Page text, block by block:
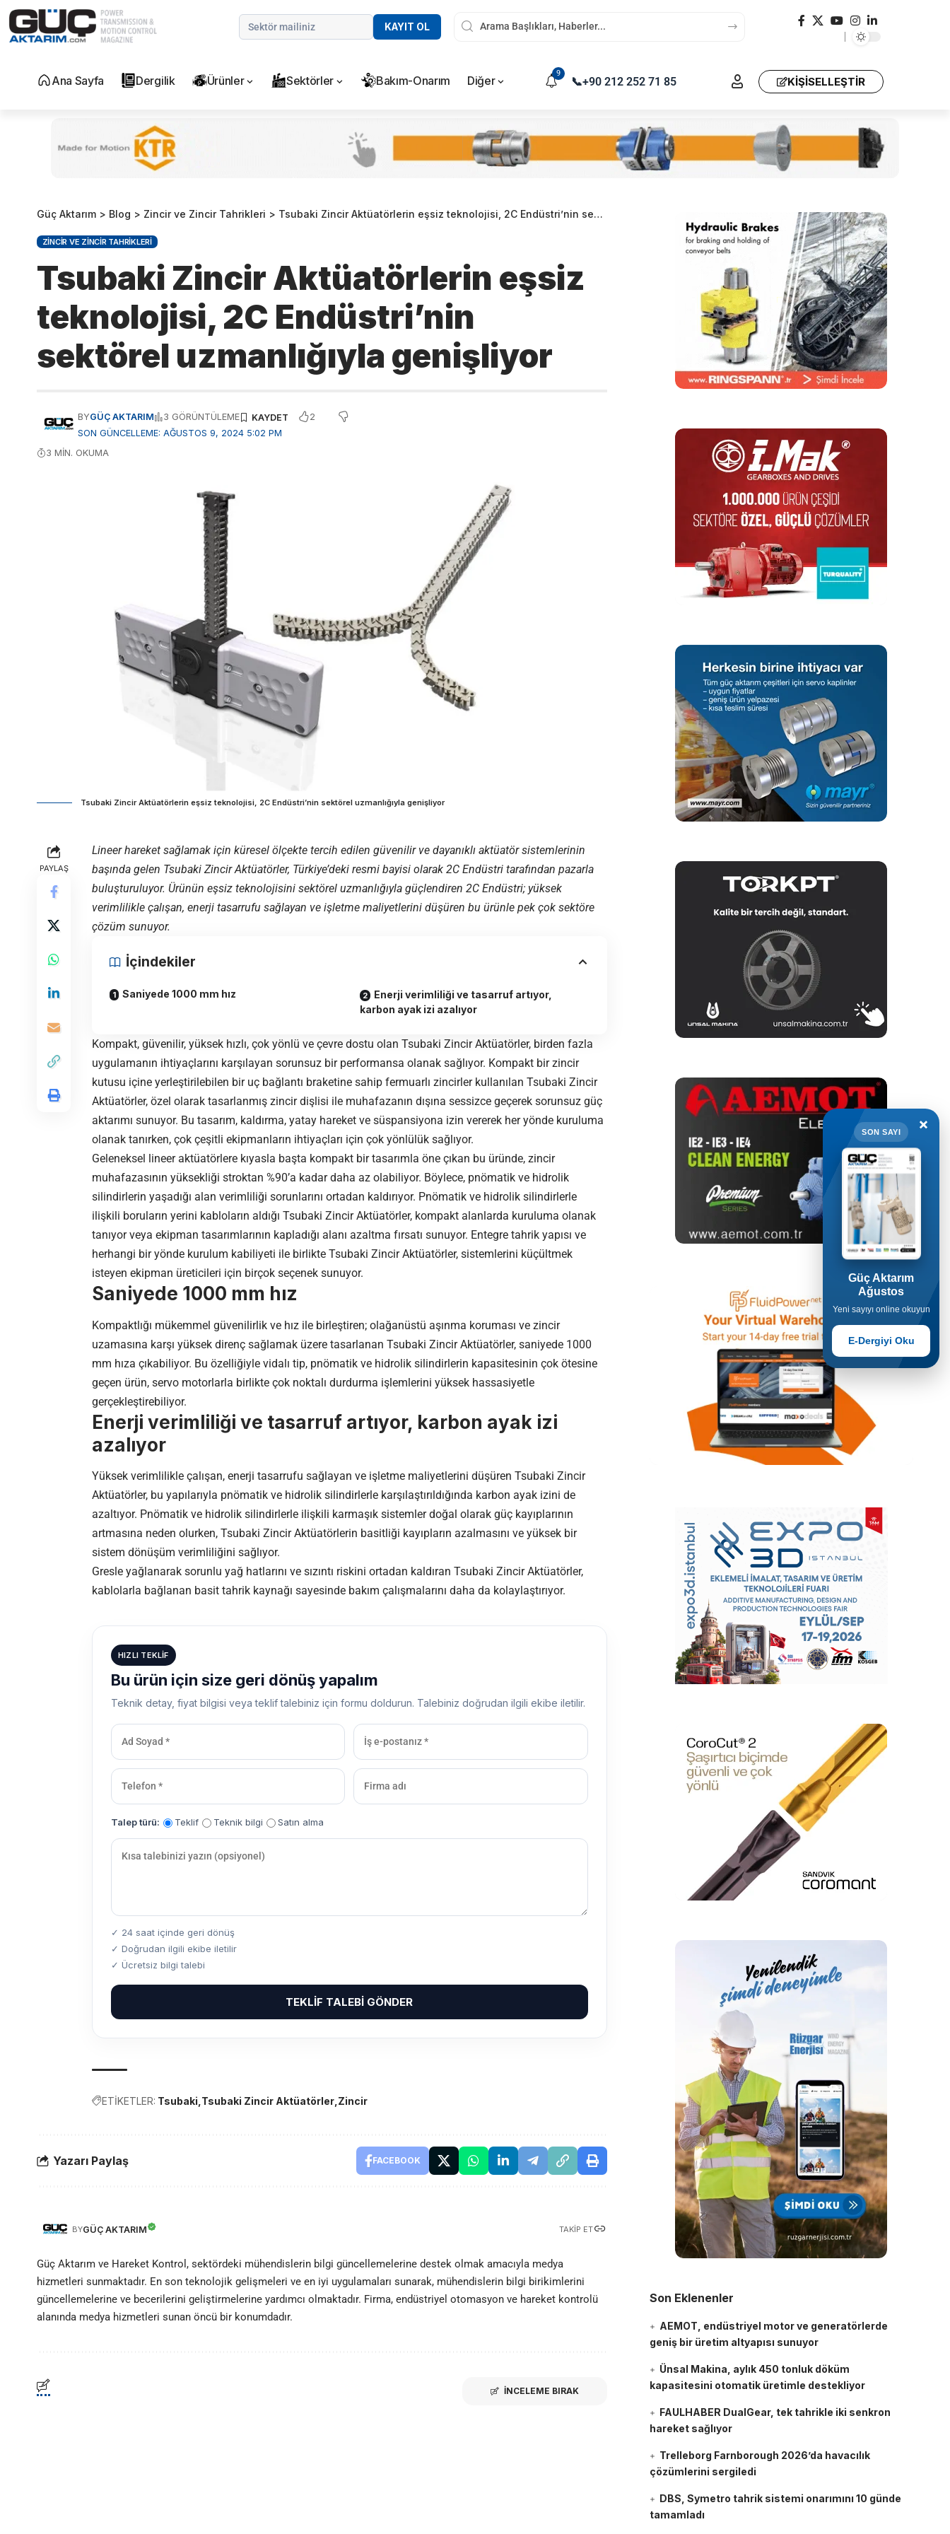
KAYIT OL
Ana Sayfa Dergilik Ürünler Sektörler Bakım-Onarım Diğer
9
📞+90 212 252 71 85 KIŞISELLEŞTIR
Güç Aktarım > Blog > Zincir ve Zincir Tahrikleri > Tsubaki Zincir Aktüatörlerin eşsiz teknolojisi, 2C Endüstri’nin sektörel uzmanlığıyla genişliyor
ZINCIR VE ZINCIR TAHRIKLERI
Tsubaki Zincir Aktüatörlerin eşsiz
teknolojisi, 2C Endüstri’nin
sektörel uzmanlığıyla genişliyor
SON GÜNCELLEME: AĞUSTOS 9, 2024 5:02 PM
BYGÜÇ AKTARIM 3 GÖRÜNTÜLEME 2
3 MIN. OKUMA
Tsubaki Zincir Aktüatörlerin eşsiz teknolojisi, 2C Endüstri’nin sektörel uzmanlığıyla genişliyor
PAYLAŞ
Lineer hareket sağlamak için küresel ölçekte tercih edilen güvenilir ve dayanıklı aktüatör sistemlerinin
başında gelen Tsubaki Zincir Aktüatörler, Türkiye’deki resmi bayisi olarak 2C Endüstri tarafından pazarla
buluşturuluyor. Ürünün eşsiz teknolojisini sektörel uzmanlığıyla güçlendiren 2C Endüstri; yüksek
verimlilikle çalışan, enerji tasarrufu sağlayan ve işletme maliyetlerini düşüren bu ürünle pek çok sektöre
çözüm sunuyor.
İçindekiler
Saniyede 1000 mm hız
Enerji verimliliği ve tasarruf artıyor,
karbon ayak izi azalıyor
Kompakt, güvenilir, yüksek hızlı, çok yönlü ve çevre dostu olan Tsubaki Zincir Aktüatörler, birden fazla
uygulamanın ihtiyaçlarını karşılayan sorunsuz bir performansa olanak sağlıyor. Kompakt bir zincir
kutusu içine yerleştirilebilen bir uç bağlantı braketine sahip fermuarlı zincirler kullanılan Tsubaki Zincir
Aktüatörler, özel olarak tasarlanmış zincir dişlisi ile muhafazanın dışına sessizce geçerek sorunsuz güç
aktarımı sunuyor. Bu tasarım, kaldırma, yatay hareket ve süspansiyona izin vererek her yönde kuruluma
olanak tanırken, çok çeşitli ekipmanların ihtiyaçları için çok yönlülük sağlıyor.
Geleneksel lineer aktüatörlere kıyasla başta kompakt bir tasarımla öne çıkan bu üründe, zincir
muhafazasının yüksekliği stroktan %90’a kadar daha az olabiliyor. Böylece, pnömatik ve hidrolik
silindirlerin yaşadığı alan verimliliği sorunlarını ortadan kaldırıyor. Pnömatik ve hidrolik silindirlerle
ilişkili boruların yerini kabloların aldığı Tsubaki Zincir Aktüatörler, kompakt alanlarda kuruluma olanak
tanıyor veya ekipman tasarımlarının kapladığı alanı azaltma fırsatı sunuyor. Entegre tahrik yapısı ve
herhangi bir yönde kurulum kabiliyeti ile birlikte Tsubaki Zincir Aktüatörler, sistemlerini küçültmek
isteyen ekipman üreticileri için birçok seçenek sunuyor.
Saniyede 1000 mm hız
Kompaktlığı mükemmel güvenilirlik ve hız ile birleştiren; olağanüstü aşınma koruması ve zincir
uzamasına karşı yüksek direnç sağlamak üzere tasarlanan Tsubaki Zincir Aktüatörler, saniyede 1000
mm hıza çıkabiliyor. Bu özelliğiyle vidalı tip, pnömatik ve hidrolik silindirlerin kapasitesinin çok ötesine
geçen ürün, servo motorlarla birlikte çok noktalı durdurma işlemlerini yüksek hassasiyetle
gerçekleştirebiliyor.
Enerji verimliliği ve tasarruf artıyor, karbon ayak izi
azalıyor
Yüksek verimlilikle çalışan, enerji tasarrufu sağlayan ve işletme maliyetlerini düşüren Tsubaki Zincir
Aktüatörler, bu yapılarıyla pnömatik ve hidrolik silindirlerle karşılaştırıldığında karbon ayak izini de
azaltıyor. Pnömatik ve hidrolik silindirlerle ilişkili karmaşık sistemler doğal olarak güç kayıplarının
artmasına neden olurken, Tsubaki Zincir Aktüatörlerin basitliği kayıpların azalmasını ve yüksek bir
sistem dönüşüm verimliliğini sağlıyor.
Gresle yağlanarak sorunlu yağ hatlarını ve sızıntı riskini ortadan kaldıran Tsubaki Zincir Aktüatörler,
kablolarla bağlanan basit tahrik kaynağı sayesinde bakım çalışmalarını daha da kolaylaştırıyor.
HIZLI TEKLIF
Bu ürün için size geri dönüş yapalım
Teknik detay, fiyat bilgisi veya teklif talebiniz için formu doldurun. Talebiniz doğrudan ilgili ekibe iletilir.
Talep türü: Teklif Teknik bilgi Satın alma
✓ 24 saat içinde geri dönüş
✓ Doğrudan ilgili ekibe iletilir
✓ Ücretsiz bilgi talebi
TEKLIF TALEBI GÖNDER
ETİKETLER: Tsubaki Tsubaki Zincir Aktüatörler Zincir
Yazarı Paylaş FACEBOOK
BYGÜÇ AKTARIM TAKIP ET
Güç Aktarım ve Hareket Kontrol, sektördeki mühendislerin bilgi güncellemelerine destek olmak amacıyla medya
hizmetleri sunmaktadır. En son teknolojik gelişmeleri ve en iyi uygulamaları sunarak, mühendislerin bilgi birikimlerini
güncellemelerine ve becerilerini geliştirmelerine yardımcı olmaktadır. Firma, endüstriyel otomasyon ve hareket kontrolü
alanında medya hizmetleri sunan öncü bir konumdadır.
İNCELEME BIRAK
Son Eklenenler
AEMOT, endüstriyel motor ve generatörlerde
geniş bir üretim altyapısı sunuyor
Ünsal Makina, aylık 450 tonluk döküm
kapasitesini otomatik üretimle destekliyor
FAULHABER DualGear, tek tahrikle iki senkron
hareket sağlıyor
Trelleborg Farnborough 2026’da havacılık
çözümlerini sergiledi
DBS, Symetro tahrik sistemi onarımını 10 günde
tamamladı
×
SON SAYI
Güç Aktarım
Ağustos
Yeni sayıyı online okuyun
E-Dergiyi Oku